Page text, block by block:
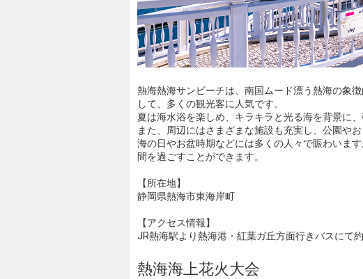
熱海熱海サンビーチは、南国ムード漂う熱海の象
して、多くの観光客に人気です。
夏は海水浴を楽しめ、キラキラと光る海を背景に
また、周辺にはさまざまな施設も充実し、公園や
海の日やお盆時期などには多くの人々で賑わいま
間を過ごすことができます。
【所在地】
静岡県熱海市東海岸町
【アクセス情報】
JR熱海駅より熱海港・紅葉ガ丘方面行きバスに
熱海海上花火大会